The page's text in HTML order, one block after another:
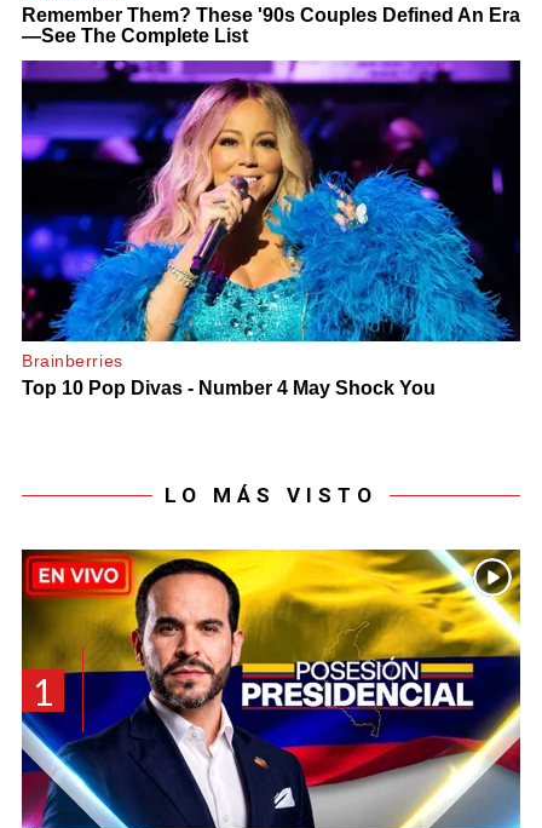
LO MÁS VISTO
1